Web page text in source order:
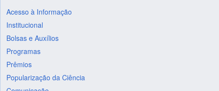
Acesso à Informação
Institucional
Bolsas e Auxílios
Programas
Prêmios
Popularização da Ciência